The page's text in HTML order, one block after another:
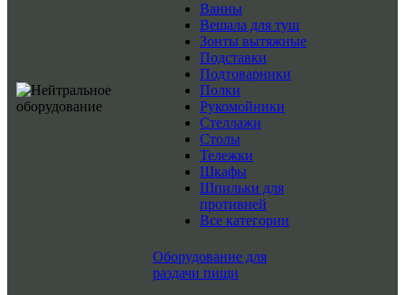
Ванны
Вешала для туш
Зонты вытяжные
Подставки
Подтоварники
Полки
Рукомойники
Стеллажи
Столы
Тележки
Шкафы
Шпильки для
противней
Все категории
Оборудование для
раздачи пищи